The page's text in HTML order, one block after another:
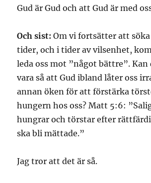
Gud är Gud och att Gud är med
Och sist: Om vi fortsätter att söka
tider, och i tider av vilsenhet,
leda oss mot ”något bättre”. Kan
vara så att Gud ibland låter oss
annan öken för att förstärka
hungern hos oss? Matt 5:6:
hungrar och törstar efter
ska bli mättade.”
Jag tror att det är så.